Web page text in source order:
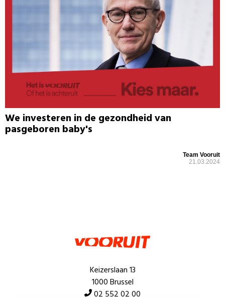
We investeren in de gezondheid van
pasgeboren baby's
Team Vooruit
21.03.2024
Keizerslaan 13
1000 Brussel